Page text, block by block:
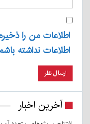
اطلاعات من را
اطلاعات نداشته
آخرین اخبار